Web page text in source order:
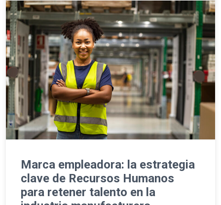
Marca empleadora: la estrategia
clave de Recursos Humanos
para retener talento en la